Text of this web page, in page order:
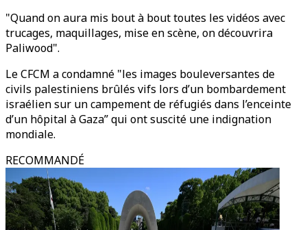
"Quand on aura mis bout à bout toutes les vidéos avec
trucages, maquillages, mise en scène, on découvrira
Paliwood".
Le CFCM a condamné "les images bouleversantes de
civils palestiniens brûlés vifs lors d’un bombardement
israélien sur un campement de réfugiés dans l’enceinte
d’un hôpital à Gaza” qui ont suscité une indignation
mondiale.
RECOMMANDÉ